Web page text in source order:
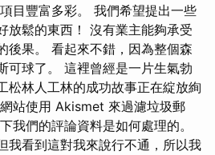
目豐富多彩。 我們希望提出一些
放鬆的東西！ 沒有業主能夠承受
後果。 看起來不錯，因為整個森
可球了。 這裡曾經是一片生氣勃
松林人工林的成功故事正在綻放絢
網站使用 Akismet 來過濾垃圾郵
我們的評論資料是如何處理的。
我看到這對我來說行不通，所以我